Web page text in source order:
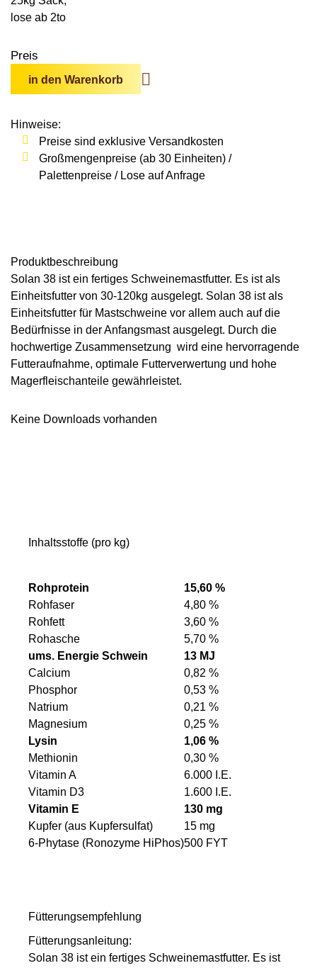
Einstreu
Wildschweine
Enten & Gänse
Ziegen
Katzen
SOLAN-VET
Rohstoffe & Einzelfuttermittel
Hygieneprodukte
Einstreu
Siliermittel
Werbeartikel
lose ab 2to
Preis
in den Warenkorb
Hinweise:
Preise sind exklusive Versandkosten
Großmengenpreise (ab 30 Einheiten) /
Palettenpreise / Lose auf Anfrage
Produkt­beschreibung
Solan 38 ist ein fertiges Schweinemastfutter. Es ist als
Einheitsfutter von 30-120kg ausgelegt. Solan 38 ist als
Einheitsfutter für Mastschweine vor allem auch auf die
Bedürfnisse in der Anfangsmast ausgelegt. Durch die
hochwertige Zusammensetzung wird eine hervorragende
Futteraufnahme, optimale Futterverwertung und hohe
Magerfleischanteile gewährleistet.
Keine Downloads vorhanden
Inhaltsstoffe (pro kg)
Rohprotein
15,60 %
Rohfaser
4,80 %
Rohfett
3,60 %
Rohasche
5,70 %
ums. Energie Schwein
13 MJ
Calcium
0,82 %
Phosphor
0,53 %
Natrium
0,21 %
Magnesium
0,25 %
Lysin
1,06 %
Methionin
0,30 %
Vitamin A
6.000 I.E.
Vitamin D3
1.600 I.E.
Vitamin E
130 mg
Kupfer (aus Kupfersulfat)
15 mg
6-Phytase (Ronozyme HiPhos)500 FYT
Fütterungsempfehlung
Fütterungsanleitung:
Solan 38 ist ein fertiges Schweinemastfutter. Es ist